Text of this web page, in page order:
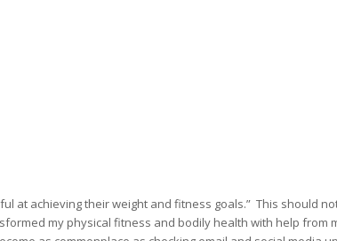
at achieving their weight and fitness goals.” This should
my physical fitness and bodily health with help from